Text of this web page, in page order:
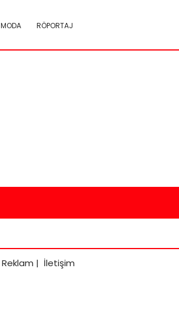
MODA RÖPORTAJ
Reklam | İletişim